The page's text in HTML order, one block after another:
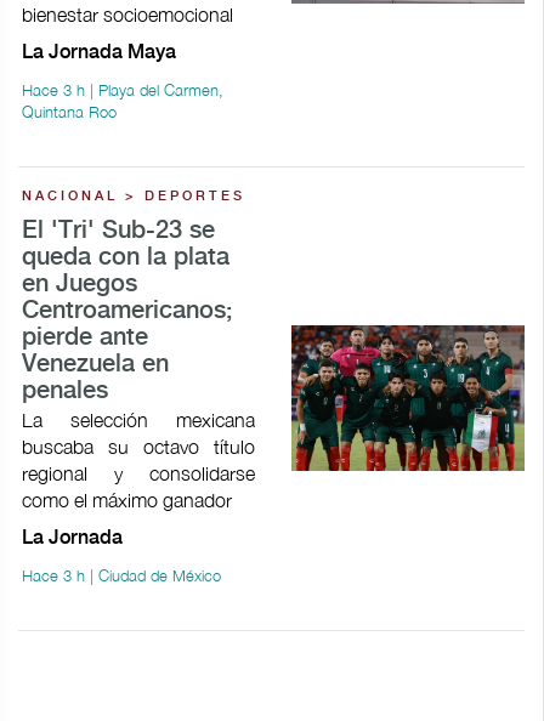
bienestar socioemocional
La Jornada Maya
Hace 3 h | Playa del Carmen,
Quintana Roo
NACIONAL > DEPORTES
El 'Tri' Sub-23 se
queda con la plata
en Juegos
Centroamericanos;
pierde ante
Venezuela en
penales
La selección mexicana
buscaba su octavo título
regional y consolidarse
como el máximo ganador
La Jornada
Hace 3 h | Ciudad de México